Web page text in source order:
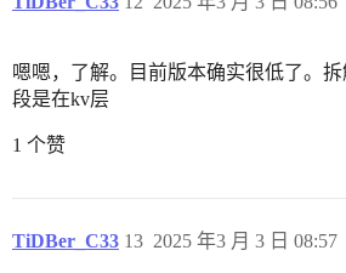
嗯嗯，了解。目前版本确实很低了。
段是在kv层
1 个赞
TiDBer_C33 2025 年3 月 3 日 08:57
13